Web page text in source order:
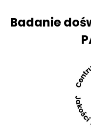
Badanie